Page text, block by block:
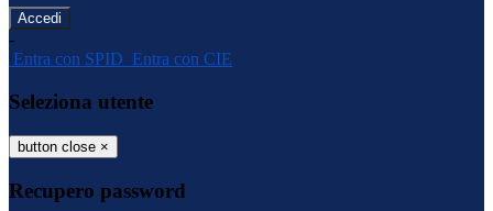
-
Entra con SPID Entra con CIE
Seleziona utente
button close ×
Recupero password